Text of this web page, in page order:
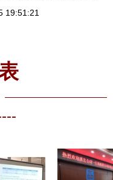
19:51:21